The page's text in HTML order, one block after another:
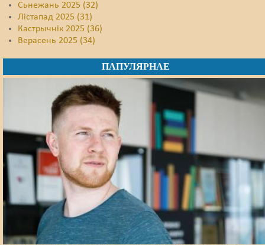
Сьнежань 2025 (32)
Лістапад 2025 (31)
Кастрычнік 2025 (36)
Верасень 2025 (34)
ПАПУЛЯРНАЕ